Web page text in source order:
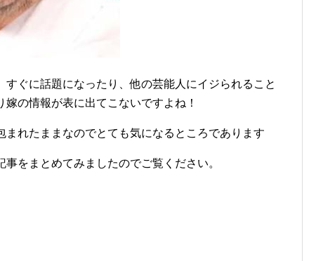
ぐに話題になったり、他の芸能人にイジられること
の情報が表に出てこないですよね！
れたままなのでとても気になるところであります
事をまとめてみましたのでご覧ください。